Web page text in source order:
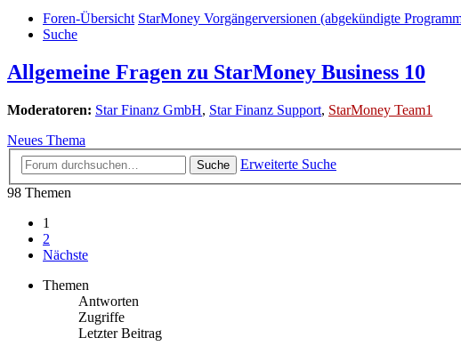
Foren-Übersicht StarMoney Vorgängerversionen (abgekündigte
Suche
Allgemeine Fragen zu StarMoney Business 10
Moderatoren: Star Finanz GmbH, Star Finanz Support, StarMoney Team1
Neues Thema
Suche
Erweiterte Suche
98 Themen
1
2
Nächste
Themen
Antworten
Zugriffe
Letzter Beitrag